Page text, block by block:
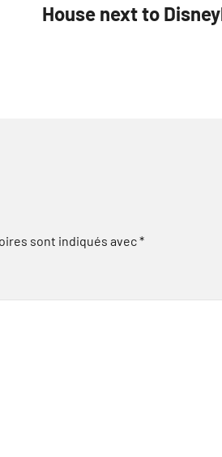
House next to
sont indiqués avec*